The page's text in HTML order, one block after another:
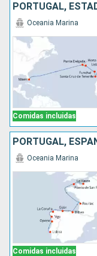
PORTUGAL,
Comidas incluidas
Oceania Marina
Comidas incluidas
Oceania Marina